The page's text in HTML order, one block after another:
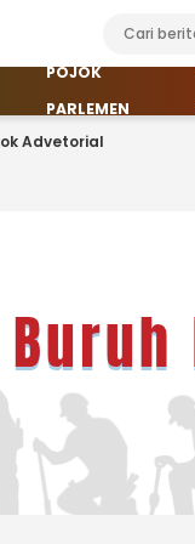
POJOK
PARLEMEN
Advetorial